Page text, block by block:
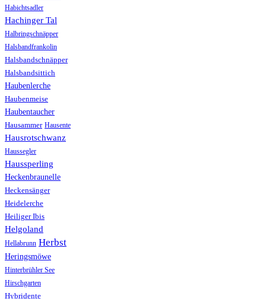
Habichtsadler
Hachinger Tal
Halbringschnäpper
Halsbandfrankolin
Halsbandschnäpper
Halsbandsittich
Haubenlerche
Haubenmeise
Haubentaucher
Hausammer Hausente
Hausrotschwanz
Haussegler
Haussperling
Heckenbraunelle
Heckensänger
Heidelerche
Heiliger Ibis
Helgoland
Hellabrunn Herbst
Heringsmöwe
Hinterbrühler See
Hirschgarten
Hybridente